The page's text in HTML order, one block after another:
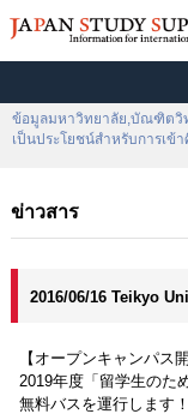
ข้อมูลมหาวิทยาลัย,บัณฑิตวิ
เป็นประโยชน์สำหรับการเข้
ข่าวสาร
2016/06/16 Teikyo
【オープンキャンパス開
2019年度「留学生のた
無料バスを運行します！